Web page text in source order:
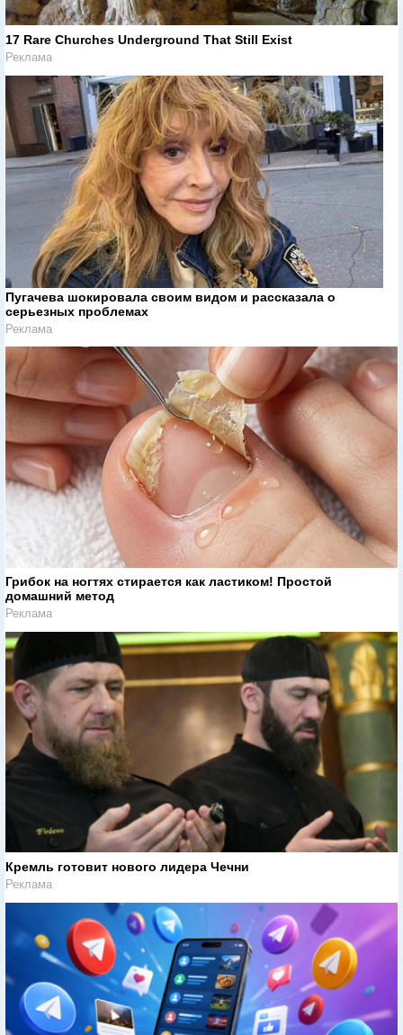
17 Rare Churches Underground That Still Exist
Реклама
Пугачева шокировала своим видом и рассказала о
серьезных проблемах
Реклама
Грибок на ногтях стирается как ластиком! Простой
домашний метод
Реклама
Кремль готовит нового лидера Чечни
Реклама